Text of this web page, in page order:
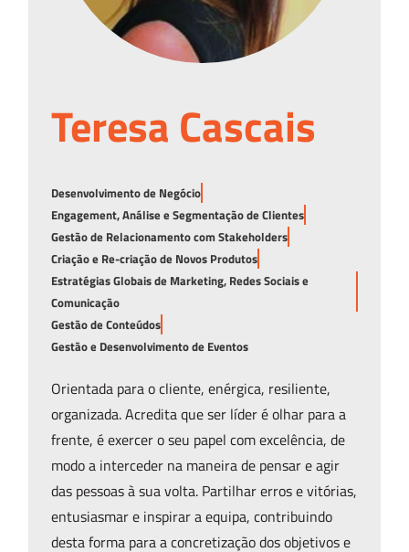
Teresa Cascais
Desenvolvimento de Negócio
Engagement, Análise e Segmentação de Clientes
Gestão de Relacionamento com Stakeholders
Criação e Re-criação de Novos Produtos
Estratégias Globais de Marketing, Redes Sociais e
Comunicação
Gestão de Conteúdos
Gestão e Desenvolvimento de Eventos
Orientada para o cliente, enérgica, resiliente,
organizada. Acredita que ser líder é olhar para a
frente, é exercer o seu papel com excelência, de
modo a interceder na maneira de pensar e agir
das pessoas à sua volta. Partilhar erros e vitórias,
entusiasmar e inspirar a equipa, contribuindo
desta forma para a concretização dos objetivos e